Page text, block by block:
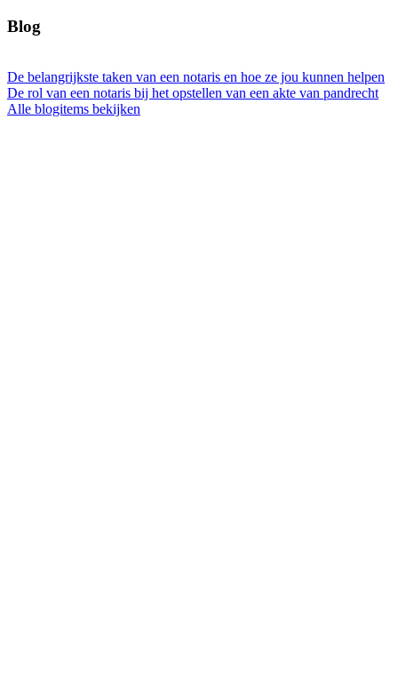
Blog
De belangrijkste taken van een notaris en hoe ze jou kunnen helpen
De rol van een notaris bij het opstellen van een akte van pandrecht
Alle blogitems bekijken